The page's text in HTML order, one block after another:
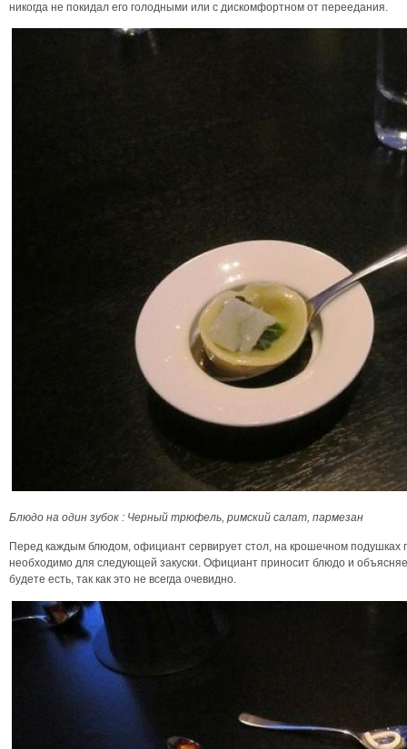
никогда не покидал его голодными или с дискомфортном от переедания.
Блюдо на один зубок : Черный трюфель, римский салат, пармезан
Перед каждым блюдом, официант сервирует стол, на крошечном подушках
необходимо для следующей закуски. Официант приносит блюдо и
будете есть, так как это не всегда очевидно.